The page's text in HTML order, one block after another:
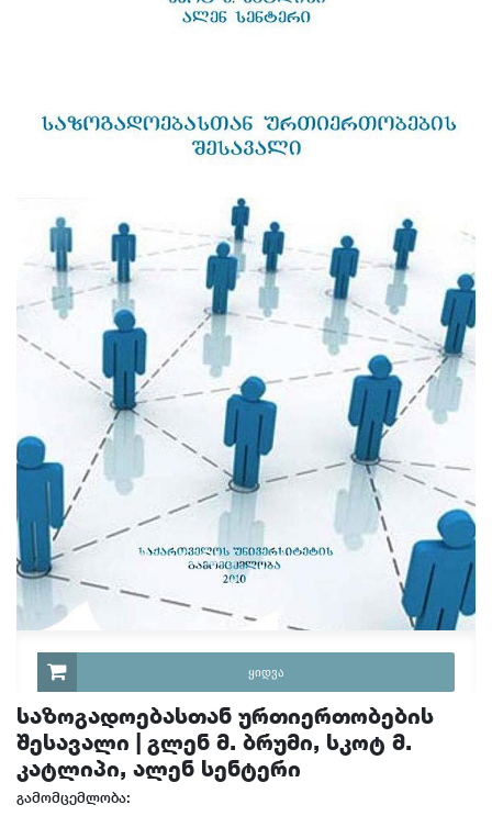
ᲧᲘᲓᲕᲐ
საზოგადოებასთან ურთიერთობების
შესავალი | გლენ მ. ბრუმი, სკოტ მ.
კატლიპი, ალენ სენტერი
გამომცემლობა: